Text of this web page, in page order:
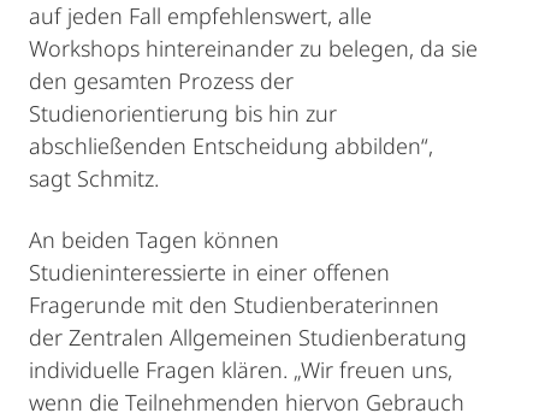
auf jeden Fall empfehlenswert, alle
Workshops hintereinander zu belegen, da sie
den gesamten Prozess der
Studienorientierung bis hin zur
abschließenden Entscheidung abbilden“,
sagt Schmitz.
An beiden Tagen können
Studieninteressierte in einer offenen
Fragerunde mit den Studienberaterinnen
der Zentralen Allgemeinen Studienberatung
individuelle Fragen klären. „Wir freuen uns,
wenn die Teilnehmenden hiervon Gebrauch